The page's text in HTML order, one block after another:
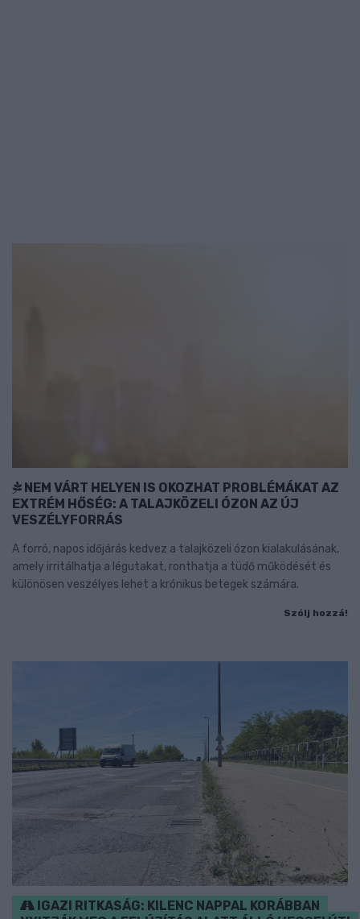
NEM VÁRT HELYEN IS OKOZHAT PROBLÉMÁKAT AZ
EXTRÉM HŐSÉG: A TALAJKÖZELI ÓZON AZ ÚJ
VESZÉLYFORRÁS
A forró, napos időjárás kedvez a talajközeli ózon kialakulásának,
amely irritálhatja a légutakat, ronthatja a tüdő működését és
különösen veszélyes lehet a krónikus betegek számára.
Szólj hozzá!
IGAZI RITKASÁG: KILENC NAPPAL KORÁBBAN